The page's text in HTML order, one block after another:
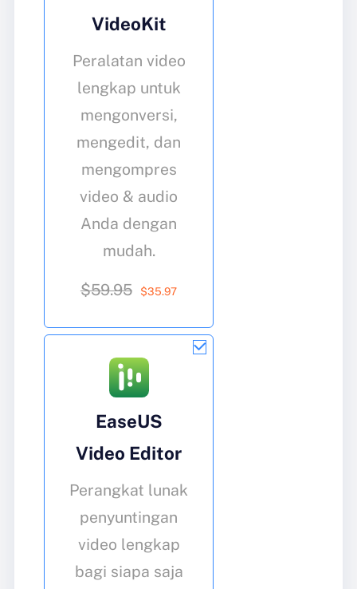
VideoKit
Peralatan video
lengkap untuk
mengonversi,
mengedit, dan
mengompres
video & audio
Anda dengan
mudah.
$59.95 $35.97
EaseUS
Video Editor
Perangkat lunak
penyuntingan
video lengkap
bagi siapa saja